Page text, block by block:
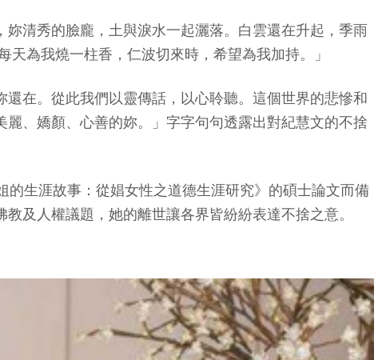
清秀的臉龐，土與淚水一起灑落。白雲還在升起，季雨
為我燒一柱香，仁波切來時，希望為我加持。」
在。從此我們以靈傳話，以心聆聽。這個世界的悲慘和
、嬌顏、心善的妳。」字字句句透露出對紀慧文的不捨
生涯故事：從娼女性之道德生涯研究》的碩士論文而備
及人權議題，她的離世讓各界皆紛紛表達不捨之意。